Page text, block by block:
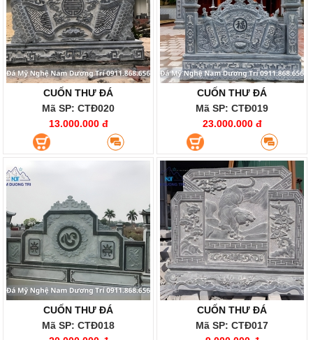
CUỐN THƯ ĐÁ
Mã SP: CTĐ020
13.000.000 đ
CUỐN THƯ ĐÁ
Mã SP: CTĐ019
23.000.000 đ
CUỐN THƯ ĐÁ
Mã SP: CTĐ018
CUỐN THƯ ĐÁ
Mã SP: CTĐ017